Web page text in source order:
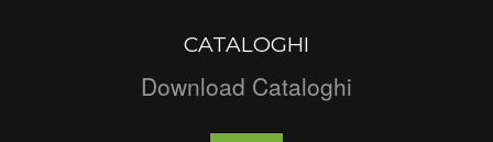
CATALOGHI
Download Cataloghi